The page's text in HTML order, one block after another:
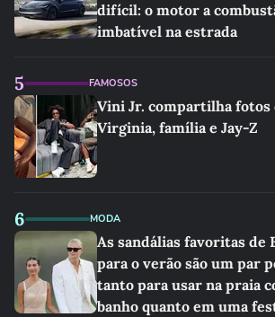
difícil: o motor a
imbatível na estrada
5 FAMOSOS
Vini Jr. compartilha fotos
Virginia, família e Jay-Z
6 MODA
As sandálias favoritas de
para o verão são um par
tanto para usar na praia
banho quanto em uma